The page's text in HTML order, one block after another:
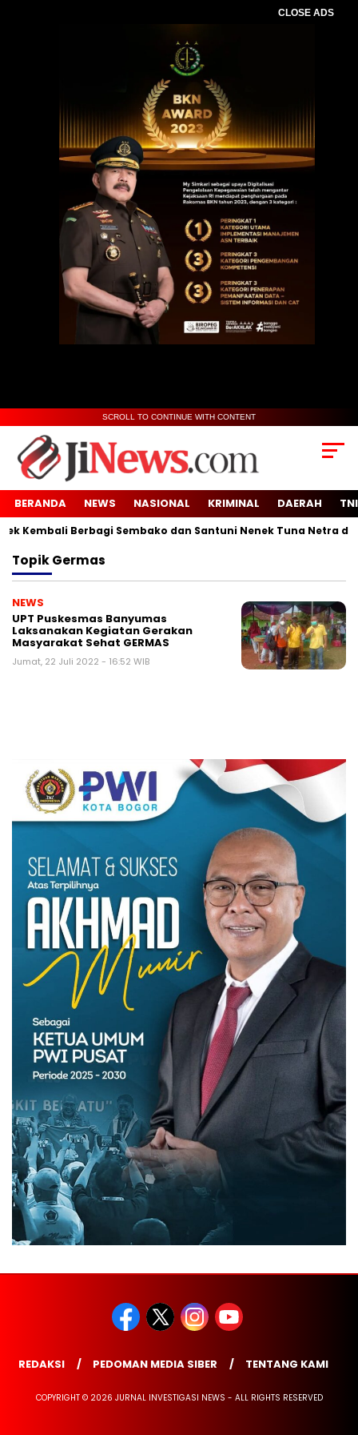
CLOSE ADS
SCROLL TO CONTINUE WITH CONTENT
BERANDA NEWS NASIONAL KRIMINAL DAERAH
Kembali Berbagi Sembako dan Santuni Nenek Tuna Netra di
TopikGermas
NEWS
UPT Puskesmas Banyumas
Laksanakan Kegiatan Gerakan
Masyarakat Sehat GERMAS
Jumat, 22 Juli 2022 - 16:52 WIB
REDAKSI PEDOMAN MEDIA SIBER TENTANG KAMI
COPYRIGHT © 2026 JURNAL INVESTIGASI NEWS - ALL RIGHTS RESERVED